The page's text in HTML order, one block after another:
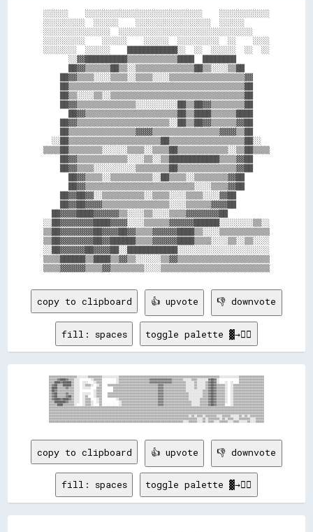
░░░░░░    ░░░░░░░░░░░░░░░░░░░░░░░░░░░░    ░░░░░░░░░░░░
░░░░░░░░░░  ░░░░░░    ░░░░░░░░░░░░░░░░░░  ░░░░░░
░░░░░░░░░░░░░░░░  ░░░░░░░░░░░░░░░░░░░░░░░░░░░░░░░░
░░░░░░░░░░    ░░░░░░    ░░░░░░  ░░░░░░░░░░  ░░    ░░░░
░░░░░░░░  ░░░░░░    ████████████░░  ░░  ░░░░░░  ░░  ░░
      ░░▓▓██████████▒▒▒▒▒▒▒▒▒▒▒▒████  ████████
      ██▓▓▒▒▒▒▒▒██▒▒░░▒▒▒▒▒▒▒▒▒▒▒▒▒▒██▒▒░░░░▒▒██
    ██▓▓▒▒▒▒░░░░▒▒▒▒░░▒▒▒▒░░░░▒▒▒▒▒▒▒▒▒▒▒▒▒▒▒▒▒▒▓▓
    ██▒▒▒▒▒▒▒▒▒▒▒▒▒▒▒▒▒▒▒▒▒▒▒▒▒▒▒▒▒▒▒▒▒▒▒▒▒▒▒▒▒▒██
    ██▒▒░░░░▒▒░░▒▒▒▒▒▒▒▒▒▒▒▒▒▒▒▒▒▒▒▒▒▒▒▒▒▒▒▒▒▒▒▒██
    ██▓▓▒▒▒▒▒▒▒▒▒▒▒▒▒▒░░░░░░░░░░██▒▒██▓▓▒▒▒▒▒▒▒▒██
      ██▓▓▒▒▒▒▒▒▒▒▒▒▒▒▒▒▒▒▒▒▒▒▒▒██▒▒████▒▒▒▒▒▒████
    ██▓▓▒▒▒▒▒▒▒▒▒▒▒▒▒▒▒▒▒▒▒▒▒▒░░██▒▒██▓▓▒▒▒▒▒▒▓▓██
    ██▒▒▒▒▒▒▒▒▒▒▒▒▒▒▒▒▓▓▓▓▒▒▒▒▒▒▒▒▒▒▒▒▒▒▒▒▓▓▓▓▒▒██
  ░░██▒▒▒▒▒▒▒▒▒▒▒▒▒▒▒▒▒▒▒▒▒▒██▒▒▒▒▒▒▒▒▒▒▒▒▒▒▒▒▒▒██░░
▒▒▒▒██▒▒▒▒▒▒▒▒░░░░░░▒▒▒▒░░▒▒▒▒██▒▒▒▒▒▒▒▒▒▒▒▒░░▒▒██▒▒▒▒
    ██▓▓▒▒▒▒▒▒▒▒▒▒▒▒░░░░▒▒░░▒▒████████████▒▒▒▒▓▓██
    ██▓▓▒▒▒▒░░░░░░░░░░▒▒▒▒▒▒▒▒██▒▒▒▒▒▒▒▒▒▒▒▒▒▒▓▓██
      ██▓▓▒▒▒▒░░▒▒▒▒▒▒▒▒▒▒░░██▒▒▒▒░░▒▒▒▒▒▒▒▒▓▓██
      ██▓▓▒▒▒▒▒▒▒▒▒▒▒▒▒▒▒▒▒▒▒▒▒▒▒▒▒▒░░░░▒▒▒▒▓▓██
    ██▓▓██▓▓░░▒▒▒▒▒▒▒▒▒▒░░▒▒▒▒░░░░▒▒▒▒░░░░▓▓██
    ██▓▓██▓▓▓▓▒▒▒▒▒▒▒▒▒▒▒▒▒▒▒▒░░░░▒▒▒▒▒▒▓▓▓▓██
  ██▓▓▓▓████▓▓▓▓▓▓▒▒░░░░▒▒░░░░▒▒▒▒▓▓▓▓▓▓▓▓██
░░██▓▓▓▓▓▓▓▓████▓▓▓▓░░░░▒▒▒▒▒▒▓▓▓▓▓▓██████░░░░░░░░▒▒░░
▒▒██▓▓▓▓▓▓▓▓██▓▓▓▓██▓▓▒▒▒▒▓▓▓▓▓▓████▒▒░░░░▒▒▒▒▒▒▒▒▒▒▒▒
▒▒██▓▓▓▓▓▓▓▓██▓▓██████▒▒▒▒▓▓▓▓▓▓████▒▒▒▒░░░░▒▒░░▒▒░░░░
░░██▓▓▓▓▓▓██▓▓▓▓██░░████████████░░░░░░░░░░░░░░░░░░░░░░
▒▒▒▒██████▒▒████▒▒▓▓▒▒░░░░░░▒▒▓▓▒▒▒▒▒▒▒▒▒▒▒▒▒▒▒▒▒▒▒▒▒▒
copy to clipboard 👍 upvote 👎 downvote
fill: spaces toggle palette ▓→✊🏽
▒▒▒▒▒▒▓▓████▓▓▒▒▒▒░░░░        ░░▒▒▒▒▒▒          ░░▒▒▒▒▒▒▒▒▒▒▒▒▒▒▒▒▒▒▒▒▒▒▓▓▓▓▓▓▓▓▓▓▓▓▓▓▓▓▒▒▒▒▒▒▒▒░░░░░░▒▒▒▒░░░░░░░░▓▓██▓▓░░              ▒▒▒▒▒▒▒▒▒▒▒▒▒▒▒▒▒▒
▒▒▒▒████▓▓██████▒▒░░░░  ░░░░    ░░▒▒▒▒          ░░▒▒▒▒▒▒▒▒▒▒▒▒▒▒▒▒▒▒▒▒▒▒▓▓▓▓▓▓▓▓▓▓▓▓▓▓▓▓▒▒▒▒▒▒▒▒▒▒░░░░░░▒▒░░░░░░▒▒▓▓██▓▓░░    ░░  ░░    ▒▒▒▒▒▒▒▒▒▒▒▒▒▒▒▒▒▒
▒▒▓▓██▒▒▒▒██████▒▒░░░░  ░░▒▒▒▒░░  ░░▒▒    ▒▒▒▒▒▒▒▒▒▒▒▒▒▒▒▒▒▒▒▒▒▒▒▒▒▒▒▒▒▒▒▒▒▒▒▒▓▓▓▓▒▒▒▒▒▒▒▒▒▒▒▒▒▒▒▒░░░░░░▒▒░░░░░░▒▒▓▓██▓▓▒▒▒▒▒▒░░  ░░▒▒▒▒▒▒▒▒▒▒▒▒▒▒▒▒▒▒▒▒▒▒
▒▒████▒▒▒▒▒▒▓▓▒▒▒▒░░░░  ░░░░░░    ▒▒▒▒        ▒▒▒▒▒▒▒▒▒▒▒▒▒▒▒▒▒▒▒▒▒▒▒▒▒▒▒▒▒▒▒▒▓▓▓▓▒▒▒▒▒▒▒▒▒▒▒▒▒▒▒▒░░░░░░▒▒░░░░░░▒▒▓▓██▓▓▒▒▒▒▒▒░░  ░░▒▒▒▒▒▒▒▒▒▒▒▒▒▒▒▒▒▒▒▒▒▒
▒▒██▓▓▒▒▒▒▒▒▒▒▒▒▒▒░░░░          ░░▒▒▒▒        ▒▒▒▒▒▒▒▒▒▒▒▒▒▒▒▒▒▒▒▒▒▒▒▒▒▒▒▒▒▒▒▒▓▓▓▓▒▒▒▒▒▒▒▒▒▒▒▒▒▒▒▒░░░░░░░░░░░░▒▒▒▒▓▓██▓▓▒▒▒▒▒▒░░  ░░▒▒▒▒▒▒▒▒▒▒▒▒▒▒▒▒▒▒▒▒▒▒
▒▒▓▓██▒▒▒▒▒▒▓▓▒▒▒▒░░░░  ░░░░░░  ░░▒▒▒▒    ▒▒▒▒▒▒▒▒▒▒▒▒▒▒▒▒▒▒▒▒▒▒▒▒▒▒▒▒▒▒▒▒▒▒▒▒▓▓▓▓▒▒▒▒▒▒▒▒▒▒▒▒▒▒▒▒▒▒░░░░░░░░░░▒▒▒▒▓▓██▓▓▒▒▒▒▒▒░░  ░░▒▒▒▒▒▒▒▒▒▒▒▒▒▒▒▒▒▒▒▒▒▒
▒▒▓▓██▒▒▒▒▒▒▓▓██▒▒░░░░  ░░▒▒    ░░▒▒▒▒    ▒▒▒▒▒▒▒▒▒▒▒▒▒▒▒▒▒▒▒▒▒▒▒▒▒▒▒▒▒▒▒▒▒▒▒▒▓▓▓▓▒▒▒▒▒▒▒▒▒▒▒▒▒▒▒▒▒▒░░░░░░░░░░▒▒▒▒▓▓██▓▓▒▒▒▒▒▒░░  ░░▒▒▒▒▒▒▒▒▒▒▒▒▒▒▒▒▒▒▒▒▒▒
▒▒▓▓████▓▓████▓▓▒▒░░░░  ░░▒▒▒▒    ░░▒▒          ░░▒▒▒▒▒▒▒▒▒▒▒▒▒▒▒▒▒▒▒▒▒▒▒▒▒▒▒▒▓▓▓▓▒▒▒▒▒▒▒▒▒▒▒▒▒▒▒▒▒▒░░░░░░░░▒▒▒▒▒▒▓▓██▓▓▒▒▒▒▒▒░░  ░░▒▒▒▒▒▒▒▒▒▒▒▒▒▒▒▒▒▒▒▒▒▒
▒▒▒▒████████▓▓▒▒▒▒░░░░  ░░▒▒▒▒░░  ░░▒▒            ░░▒▒▒▒▒▒▒▒▒▒▒▒▒▒▒▒▒▒▒▒▒▒▒▒▒▒▓▓▓▓▒▒▒▒▒▒▒▒▒▒▒▒▒▒▒▒▒▒▒▒░░░░░░▒▒▒▒▒▒▓▓██▓▓▒▒▒▒▒▒░░  ░░▒▒▒▒▒▒▒▒▒▒▒▒▒▒▒▒▒▒▒▒▒▒
▒▒▒▒▒▒████▒▒▒▒▒▒▒▒░░    ░░▒▒▒▒░░    ▒▒            ░░▒▒▒▒▒▒▒▒▒▒▒▒▒▒▒▒▒▒▒▒▒▒▒▒▒▒▓▓▓▓▒▒▒▒▒▒▒▒▒▒▒▒▒▒▒▒▒▒▒▒░░░░░░▒▒▒▒▒▒▓▓██▓▓▒▒▒▒▒▒    ░░▒▒▒▒▒▒▒▒▒▒▒▒▒▒▒▒▒▒▒▒▒▒
copy to clipboard 👍 upvote 👎 downvote
fill: spaces toggle palette ▓→✊🏽